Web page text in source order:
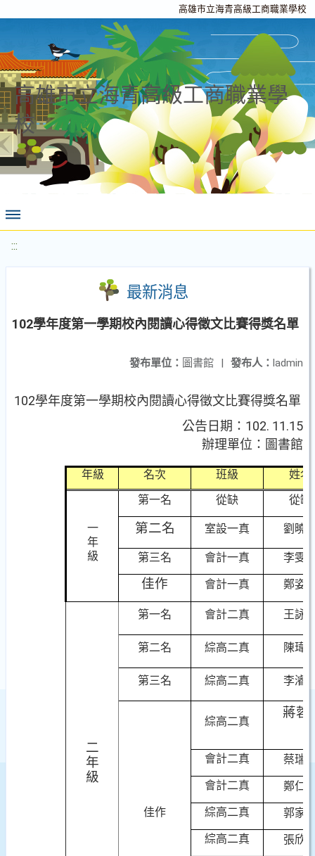
高雄市立海青高級工商職業學校
高雄市立海青高級工商職業學
校
:::
最新消息
102學年度第一學期校內閱讀心得徵文比賽得獎名單
發布人： ladmin
發布單位： 圖書館 |
102學年度第一學期校內閱讀心得徵文比賽得獎名單
公告日期：102. 11.15
辦理單位：圖書館
年級 名次 班級 姓名
一
年
級
第一名 從缺 從缺
第二名 室設一真 劉曉
第三名 會計一真 李雯
佳作 會計一真 鄭姿
二
年
級
第一名 會計二真 王詠
第二名 綜高二真 陳瑋
第三名 綜高二真 李濬
佳作
綜高二真
蔣蓉
會計二真 蔡瑞
會計二真 鄭仁
綜高二真 郭家
綜高二真 張欣